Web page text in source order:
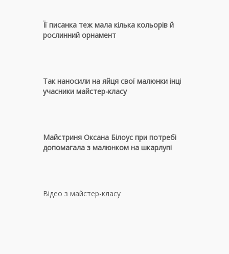
Її писанка теж мала кілька кольорів й
рослинний орнамент
Так наносили на яйця свої малюнки інці
учасники майстер-класу
Майстриня Оксана Білоус при потребі
допомагала з малюнком на шкарлупі
Відео з майстер-класу